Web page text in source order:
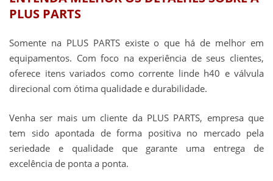
PLUS PARTS
Somente na PLUS PARTS existe o que há de melhor em
equipamentos. Com foco na experiência de seus clientes,
oferece itens variados como corrente linde h40 e válvula
direcional com ótima qualidade e durabilidade.
Venha ser mais um cliente da PLUS PARTS, empresa que
tem sido apontada de forma positiva no mercado pela
seriedade e qualidade que garante uma entrega de
excelência de ponta a ponta.